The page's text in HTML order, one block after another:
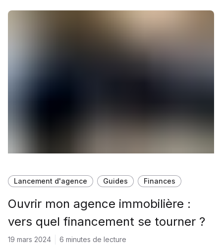
Lancement d'agence Guides Finances
Ouvrir mon agence immobilière :
vers quel financement se tourner ?
19 mars 2024 6 minutes de lecture